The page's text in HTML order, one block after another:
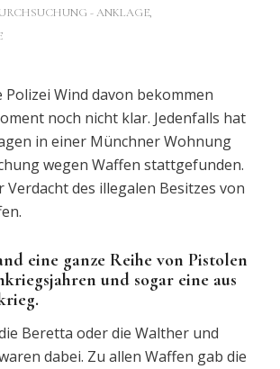
- ANKLAGE,
Polizei Wind davon bekommen
noch nicht klar. Jedenfalls hat
in einer Münchner Wohnung
wegen Waffen stattgefunden.
Verdacht des illegalen Besitzes von
eine ganze Reihe von Pistolen
und sogar eine aus
Beretta oder die Walther und
dabei. Zu allen Waffen gab die